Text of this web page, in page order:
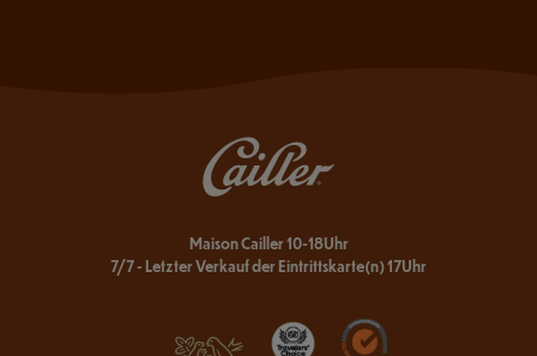
Maison Cailler 10-18Uhr
7/7 - Letzter Verkauf der Eintrittskarte(n) 17Uhr